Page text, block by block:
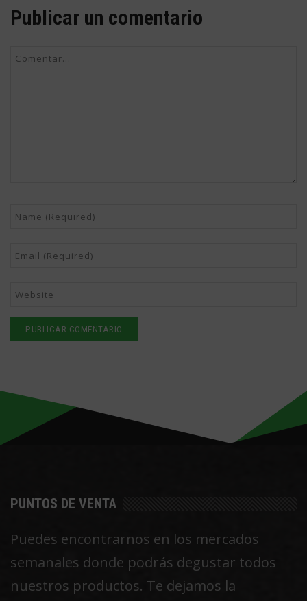
Publicar un comentario
PUNTOS DE VENTA
Puedes encontrarnos en los mercados
semanales donde podrás degustar todos
nuestros productos. Te dejamos la